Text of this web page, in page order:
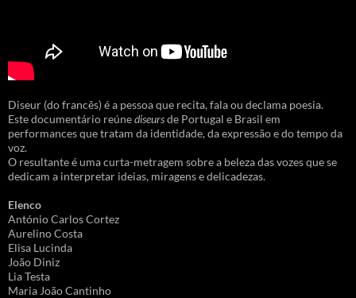
Diseur (do francês) é a pessoa que recita, fala ou declama poesia.
Este documentário reúnediseursde Portugal e Brasil em
performances que tratam da identidade, da expressão e do tempo da
voz.
O resultante é uma curta-metragem sobre a beleza das vozes que se
dedicam a interpretar ideias, miragens e delicadezas.
Elenco
António Carlos Cortez
Aurelino Costa
Elisa Lucinda
João Diniz
Lia Testa
Maria João Cantinho